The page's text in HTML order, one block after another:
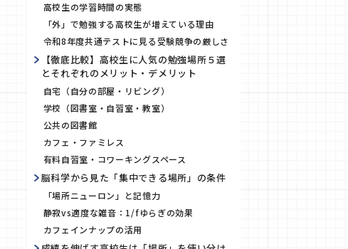
高校生の学習時間の実態
「外」で勉強する高校生が増えている理由
令和8年度共通テストに見る受験競争の厳しさ
【徹底比較】高校生に人気の勉強場所５選
とそれぞれのメリット・デメリット
自宅（自分の部屋・リビング）
学校（図書室・自習室・教室）
公共の図書館
カフェ・ファミレス
有料自習室・コワーキングスペース
脳科学から見た「集中できる場所」の条件
「場所ニューロン」と記憶力
静寂vs適度な雑音：1/fゆらぎの効果
カフェインナップの活用